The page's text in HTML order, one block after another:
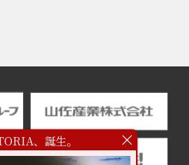
、誕生。